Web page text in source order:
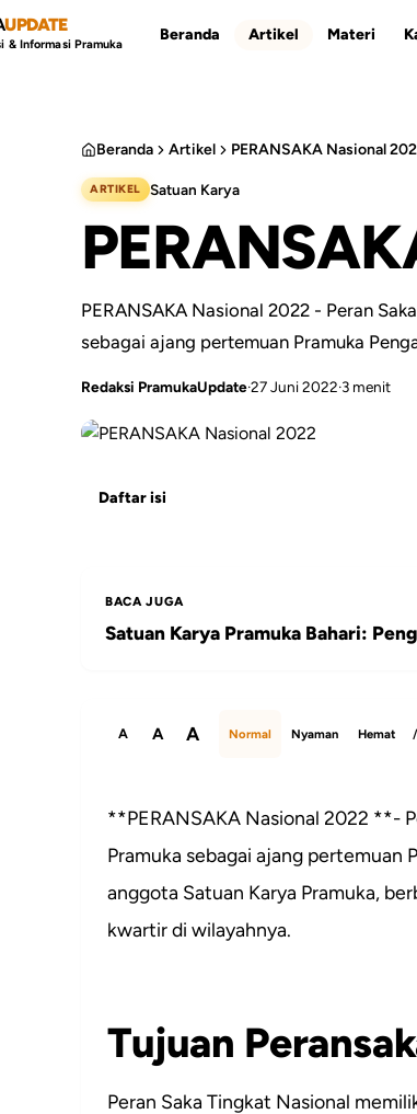
UPDATE
& Informasi Pramuka
Beranda Artikel Materi
Beranda Artikel PERANSAKA Nasional
ARTIKEL Satuan Karya
PERANSAKA Nasional 2022 - Peran
sebagai ajang pertemuan Pramuka
Redaksi PramukaUpdate·27 Juni 2022·3 menit
Daftar isi
BACA JUGA
Satuan Karya Pramuka Bahari:
A A A Normal Nyaman Hemat /
**PERANSAKA Nasional 2022 **-
Pramuka sebagai ajang pertemuan
anggota Satuan Karya Pramuka,
kwartir di wilayahnya.
Tujuan
Peran Saka Tingkat Nasional